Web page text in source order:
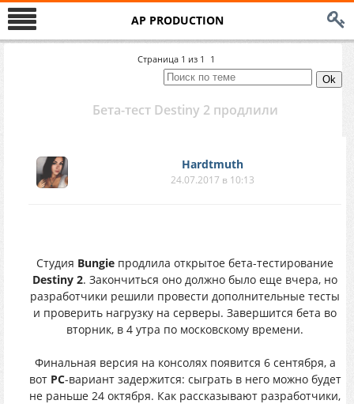
AP PRODUCTION
Страница 1 из 1 1
Бета-тест Destiny 2 продлили
Hardtmuth
24.07.2017 в 10:13
Студия Bungie продлила открытое бета-тестирование
Destiny 2. Закончиться оно должно было еще вчера, но
разработчики решили провести дополнительные тесты
и проверить нагрузку на серверы. Завершится бета во
вторник, в 4 утра по московскому времени.
Финальная версия на консолях появится 6 сентября, а
вот PC-вариант задержится: сыграть в него можно будет
не раньше 24 октября. Как рассказывают разработчики,